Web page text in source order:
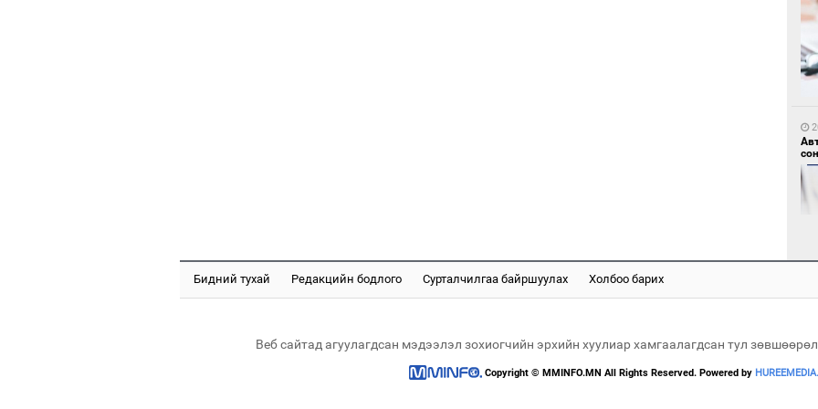
Бидний тухай Редакцийн бодлого Сурталчилгаа байршуулах Холбоо барих
Веб сайтад агуулагдсан мэдээлэл зохиогчийн эрхийн хуулиар хамгаалагдсан тул
Copyright © MMINFO.MN All Rights Reserved. Powered by HUREEMEDIA.